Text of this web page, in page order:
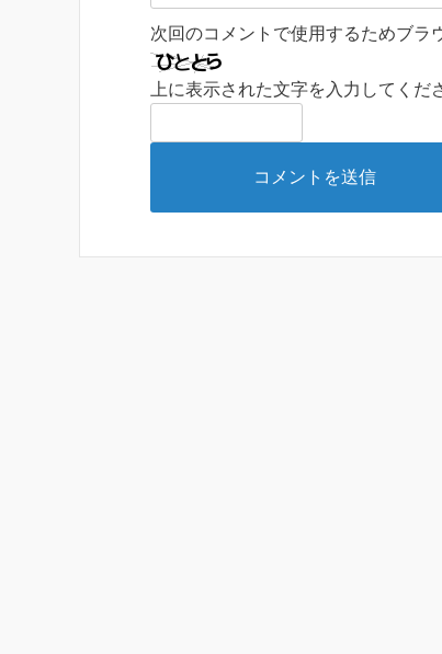
次回のコメントで使用するためブラ
上に表示された文字を入力してくだ